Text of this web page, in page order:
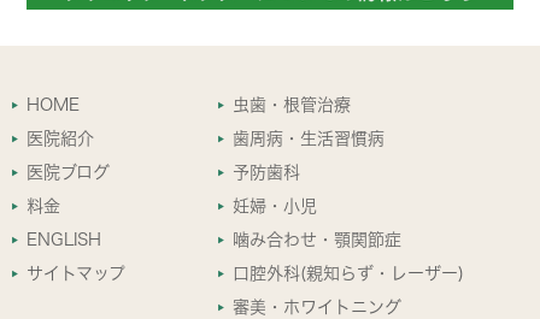
HOME
医院紹介
医院ブログ
料金
ENGLISH
サイトマップ
虫歯・根管治療
歯周病・生活習慣病
予防歯科
妊婦・小児
噛み合わせ・顎関節症
口腔外科(親知らず・レーザー)
審美・ホワイトニング